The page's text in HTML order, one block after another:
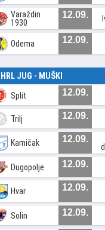
Varaždin
1930
12.09.
Odema 12.09.
JUG - MUŠKI
Split 12.09.
Trilj 12.09.
Kamičak 12.09.
Dugopolje 12.09.
Hvar 12.09.
Solin 12.09.